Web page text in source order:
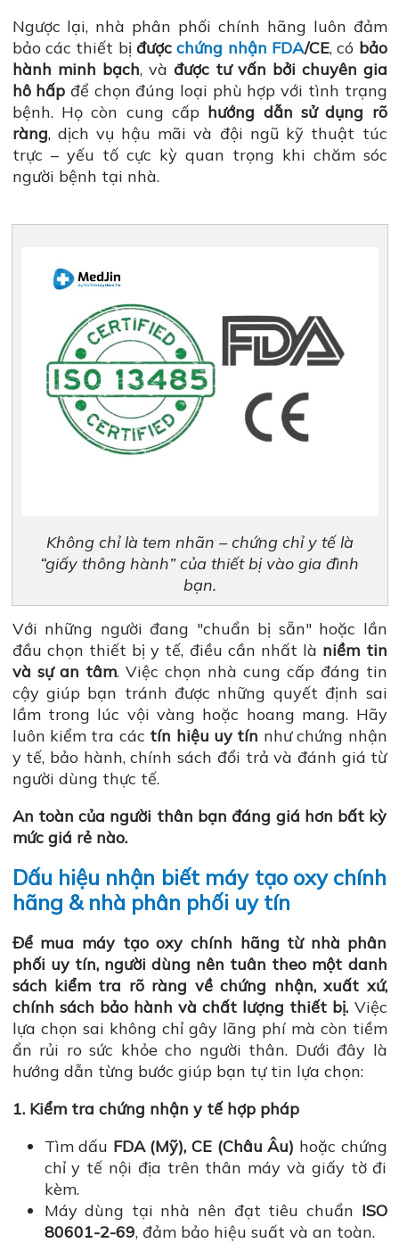
Ngược lại, nhà phân phối chính hãng luôn đảm
bảo các thiết bị đượcchứng nhận FDA/CE, có bảo
hành minh bạch, và được tư vấn bởi chuyên gia
hô hấp để chọn đúng loại phù hợp với tình trạng
bệnh. Họ còn cung cấp hướng dẫn sử dụng rõ
ràng, dịch vụ hậu mãi và đội ngũ kỹ thuật túc
trực – yếu tố cực kỳ quan trọng khi chăm sóc
người bệnh tại nhà.
Không chỉ là tem nhãn – chứng chỉ y tế là
“giấy thông hành” của thiết bị vào gia đình
bạn.
Với những người đang "chuẩn bị sẵn" hoặc lần
đầu chọn thiết bị y tế, điều cần nhất là niềm tin
và sự an tâm. Việc chọn nhà cung cấp đáng tin
cậy giúp bạn tránh được những quyết định sai
lầm trong lúc vội vàng hoặc hoang mang. Hãy
luôn kiểm tra các tín hiệu uy tín như chứng nhận
y tế, bảo hành, chính sách đổi trả và đánh giá từ
người dùng thực tế.
An toàn của người thân bạn đáng giá hơn bất kỳ
mức giá rẻ nào.
Dấu hiệu nhận biết máy tạo oxy chính
hãng & nhà phân phối uy tín
Để mua máy tạo oxy chính hãng từ nhà phân
phối uy tín, người dùng nên tuân theo một danh
sách kiểm tra rõ ràng về chứng nhận, xuất xứ,
chính sách bảo hành và chất lượng thiết bị. Việc
lựa chọn sai không chỉ gây lãng phí mà còn tiềm
ẩn rủi ro sức khỏe cho người thân. Dưới đây là
hướng dẫn từng bước giúp bạn tự tin lựa chọn:
1. Kiểm tra chứng nhận y tế hợp pháp
Tìm dấu FDA (Mỹ), CE (Châu Âu) hoặc chứng
chỉ y tế nội địa trên thân máy và giấy tờ đi
kèm.
Máy dùng tại nhà nên đạt tiêu chuẩn ISO
80601-2-69, đảm bảo hiệu suất và an toàn.